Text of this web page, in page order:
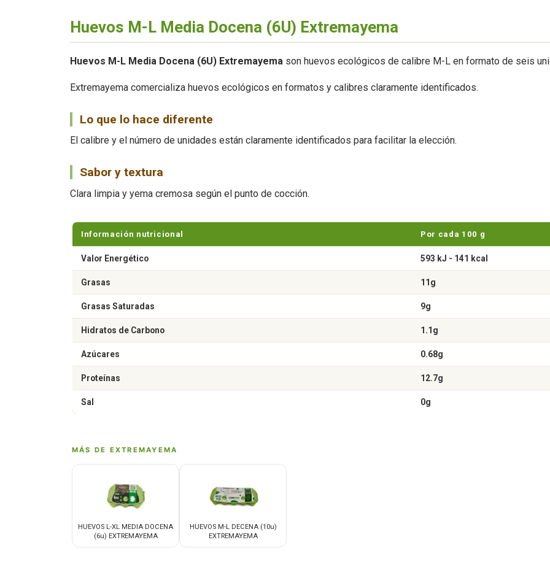
Huevos M-L Media Docena (6U) Extremayema
Huevos M-L Media Docena (6U) Extremayema son huevos ecológicos de calibre M-L en formato de seis
Extremayema comercializa huevos ecológicos en formatos y calibres claramente identificados.
Lo que lo hace diferente
El calibre y el número de unidades están claramente identificados para facilitar la elección.
Sabor y textura
Clara limpia y yema cremosa según el punto de cocción.
Información nutricional Por cada 100 g
Valor Energético 593 kJ - 141 kcal
Grasas 11g
Grasas Saturadas 9g
Hidratos de Carbono 1.1g
Azúcares 0.68g
Proteínas 12.7g
Sal 0g
MÁS DE EXTREMAYEMA
HUEVOS L-XL MEDIA DOCENA
(6u) EXTREMAYEMA
HUEVOS M-L DECENA (10u)
EXTREMAYEMA